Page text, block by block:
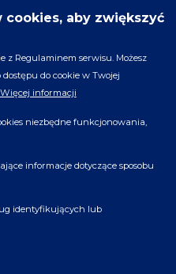
aby zwiększyć
z Regulaminem serwisu. Możesz
do cookie w Twojej
Więcej informacji
niezbędne funkcjonowania,
informacje dotyczące sposobu
identyfikujących lub